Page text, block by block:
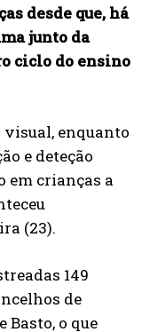
desde que, há
junto da
ciclo do ensino
enquanto
e deteção
em crianças a
(23).
149
de
Basto, o que